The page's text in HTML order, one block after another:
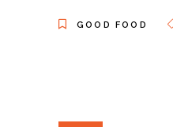
GOOD FOOD